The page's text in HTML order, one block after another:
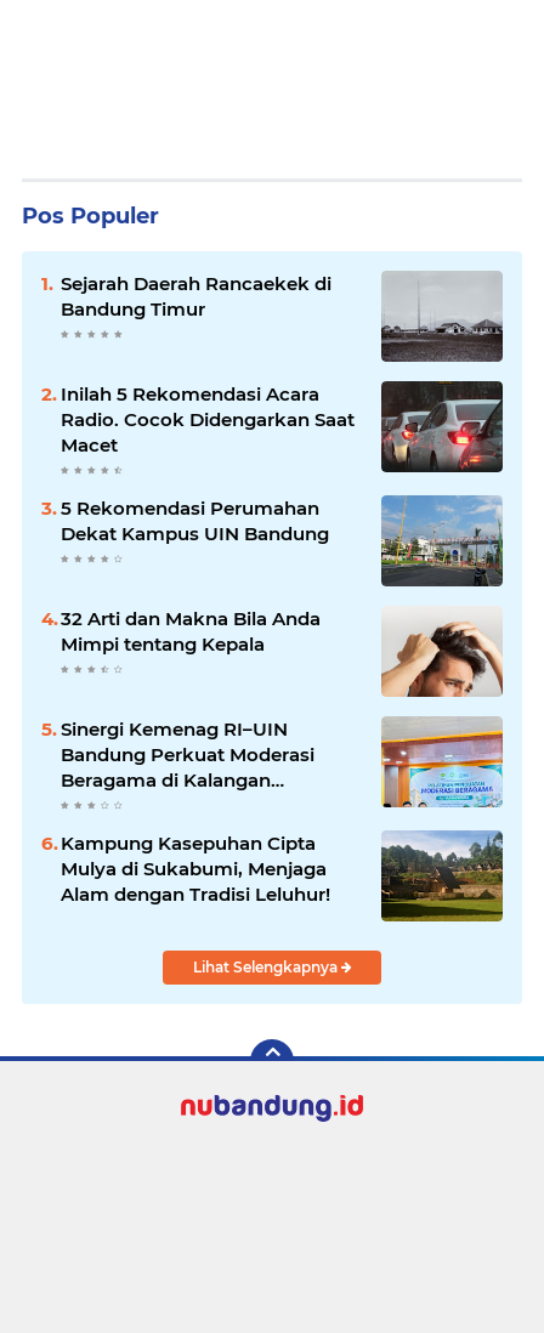
Pos Populer
Sejarah Daerah Rancaekek di
Bandung Timur
Inilah 5 Rekomendasi Acara
Radio. Cocok Didengarkan Saat
Macet
5 Rekomendasi Perumahan
Dekat Kampus UIN Bandung
32 Arti dan Makna Bila Anda
Mimpi tentang Kepala
Sinergi Kemenag RI–UIN
Bandung Perkuat Moderasi
Beragama di Kalangan
Mahasiswa
Kampung Kasepuhan Cipta
Mulya di Sukabumi, Menjaga
Alam dengan Tradisi Leluhur!
Lihat Selengkapnya